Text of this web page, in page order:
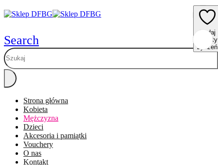
Search
Strona główna
Kobieta
Mężczyzna
Dzieci
Akcesoria i pamiątki
Vouchery
O nas
Kontakt
Dodaj
do listy
życzeń
Dodaj
do listy
życzeń
Dodaj
do listy
życzeń
Dodaj
do listy
życzeń
Dodaj
do listy
życzeń